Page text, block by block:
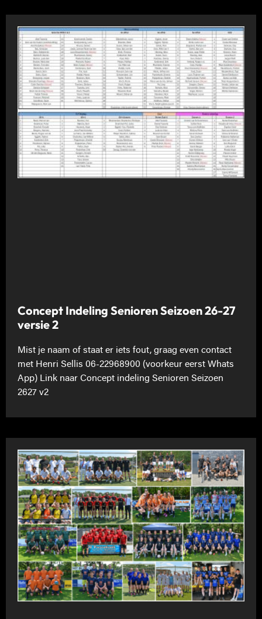
Concept Indeling Senioren Seizoen 26-27
versie 2
Mist je naam of staat er iets fout, graag even contact
met Henri Sellis 06-22968900 (voorkeur eerst Whats
App) Link naar Concept indeling Senioren Seizoen
2627 v2